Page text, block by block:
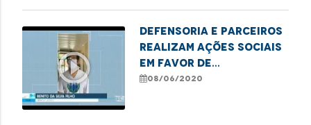
play_circle_outline
Defensoria e parceiros
realizam ações sociais
em favor de
vulneráveis durante a
08/06/2020